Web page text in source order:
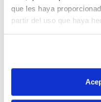
que les haya
partir del uso que haya
Los campos
Comentario*